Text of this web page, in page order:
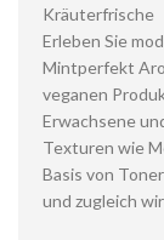
Kräuterfrische
Erleben Sie
Mintperfekt
veganen
Erwachsene
Texturen wie
Basis von
und zugleich